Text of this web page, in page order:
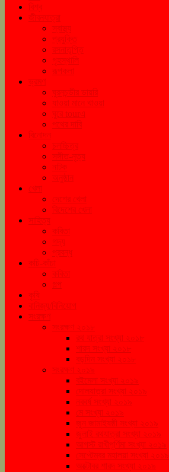
বিশ্ব
জীবনযাত্রা
স্বাস্থ্য
প্রযুক্তি
রসনাতৃপ্তি
গৃহস্থালি
রূপকলা
ভ্রমণ
ঘুরনচন্ডীর ডায়রি
যাওয়া মানে খাওয়া
ঘুরে tourএ
পথের দাবি
বিনোদন
চলচ্চিত্র
সঙ্গীত-নৃত্য
নাটক
অনুষ্ঠান
খেলা
দেশের খেলা
বিদেশের খেলা
সাহিত্য
কবিতা
গদ্য
প্রবন্ধ
কচি-কাঁচা
কবিতা
গল্প
কৃষি
বানিজ্য/বিনিয়োগ
সংরক্ষণ
সংরক্ষণ ২০১৮
রথ যাত্রা সংখ্যা ২০১৮
শারদ সংখ্যা ২০১৮
বড়দিন সংখ্যা ২০১৮
সংরক্ষণ ২০১৯
বইমেলা সংখ্যা ২০১৯
দোলযাত্রা সংখ্যা ২০১৯
নববর্ষ সংখ্যা ২০১৯
মে সংখ্যা ২০১৯
জুন জামাইষষ্ঠী সংখ্যা ২০১৯
জুলাই রথযাত্রা সংখ্যা ২০১৯
আগস্ট রাখীপূর্ণিমা সংখ্যা ২০১৯
সেপ্টেম্বর মহালয়া সংখ্যা ২০১৯
অক্টোবর শারদ সংখ্যা ২০১৯